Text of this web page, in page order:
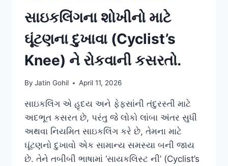
સાઇકલિંગના શોખીનો માટે
ઘૂંટણના દુખાવા (Cyclist’s
Knee) ને રોકવાની કસરતો.
By Jatin Gohil April 11, 2026
સાઇકલિંગ એ હૃદય અને ફેફસાંની તંદુરસ્તી માટે
અદભૂત કસરત છે, પરંતુ જે લોકો લાંબા અંતર સુધી
અથવા નિયમિત સાઇકલિંગ કરે છે, તેમના માટે
ઘૂંટણનો દુખાવો એક સામાન્ય સમસ્યા બની જાય
છે. તેને તબીબી ભાષામાં ‘સાયકલિસ્ટ ની’ (Cyclist’s